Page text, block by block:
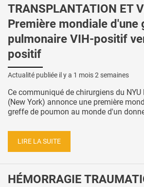
TRANSPLANTATION ET
Première mondiale d'une
pulmonaire VIH-positif
positif
Actualité publiée il y a 1 mois 2 semaines
Ce communiqué de chirurgiens du
(New York) annonce une première
greffe de poumon au monde d'un
LIRE LA SUITE
HÉMORRAGIE